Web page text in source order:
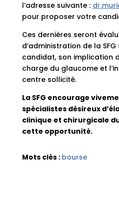
l’adresse suivante :
pour proposer votre
Ces dernières seront
d’administration de la
candidat, son implication
charge du glaucome et
centre sollicité.
La SFG encourage
spécialistes désireux
clinique et chirurgicale
cette opportunité.
Mots clés : bourse